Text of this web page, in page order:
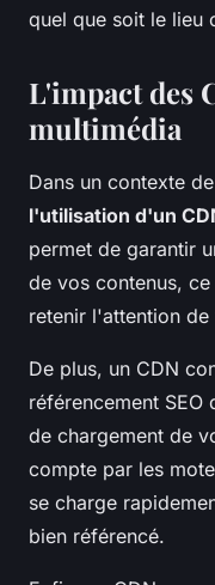
quel que soit le lieu
L'impact des
multimédia
Dans un contexte
l'utilisation d'un
permet de garantir
de vos contenus,
retenir l'attention
De plus, un CDN
référencement
de chargement de
compte par les
se charge
bien référencé.